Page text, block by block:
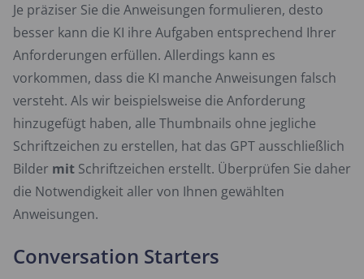
Je präziser Sie die Anweisungen formulieren, desto
besser kann die KI ihre Aufgaben entsprechend Ihrer
Anforderungen erfüllen. Allerdings kann es
vorkommen, dass die KI manche Anweisungen falsch
versteht. Als wir beispielsweise die Anforderung
hinzugefügt haben, alle Thumbnails ohne jegliche
Schriftzeichen zu erstellen, hat das GPT ausschließlich
Bilder mit Schriftzeichen erstellt. Überprüfen Sie daher
die Notwendigkeit aller von Ihnen gewählten
Anweisungen.
Conversation Starters